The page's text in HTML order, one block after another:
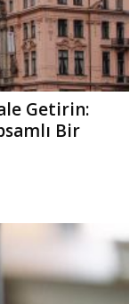
Getirin:
Bir